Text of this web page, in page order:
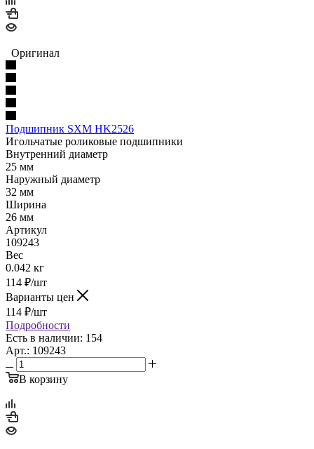
Оригинал
Подшипник SXM HK2526
Игольчатые роликовые подшипники
Внутренний диаметр
25 мм
Наружный диаметр
32 мм
Ширина
26 мм
Артикул
109243
Вес
0.042 кг
114 ₽/шт
Варианты цен
114 ₽/шт
Подробности
Есть в наличии: 154
Арт.: 109243
В корзину